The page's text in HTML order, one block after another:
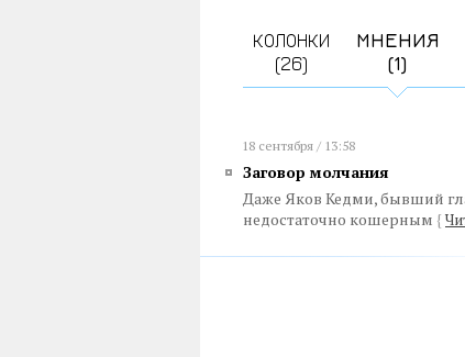
КОЛОНКИ
(26)
МНЕНИЯ
(1)
18 сентября / 13:58
Заговор молчания
Даже Яков Кедми, бывший
недостаточно кошерным {